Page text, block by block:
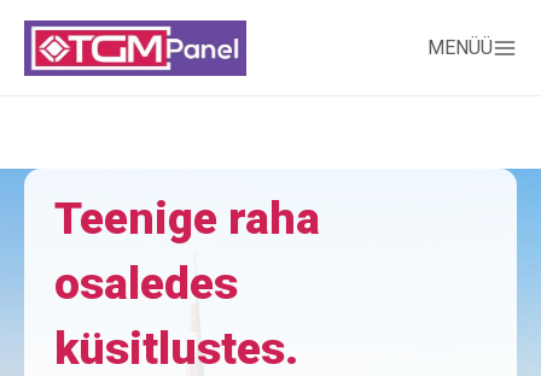
MENÜÜ
Teenige raha
osaledes
küsitlustes.